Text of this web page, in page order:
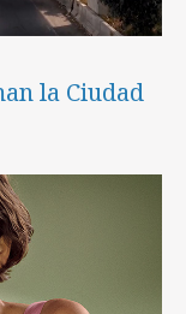
la Ciudad